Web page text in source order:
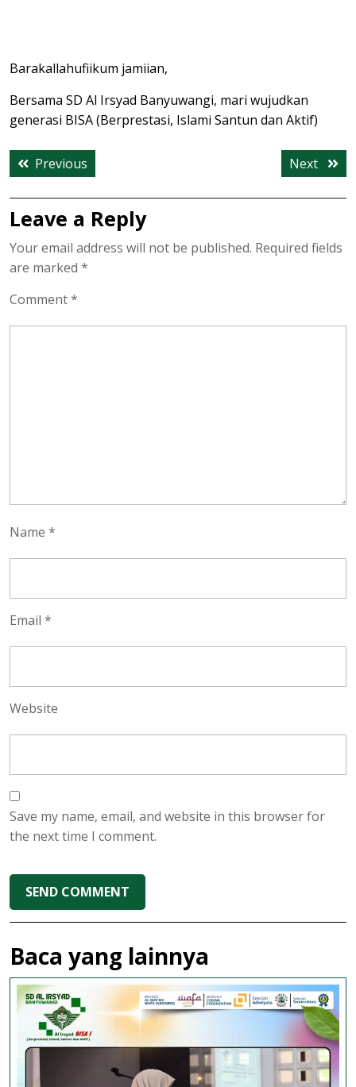
Barakallahufiikum jamiian,
Bersama SD Al Irsyad Banyuwangi, mari wujudkan
generasi BISA (Berprestasi, Islami Santun dan Aktif)
Post
navigation
Previous
post:
Next Next
post:
Leave a Reply
Your email address will not be published. Required fields
are marked *
Comment*
Name *
Email *
Website
Save my name, email, and website in this browser for
the next time I comment.
Baca yang lainnya